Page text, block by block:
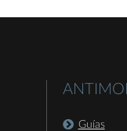
Guías